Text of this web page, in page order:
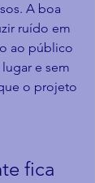
A boa
ruído em
ao público
e sem
o projeto
fica